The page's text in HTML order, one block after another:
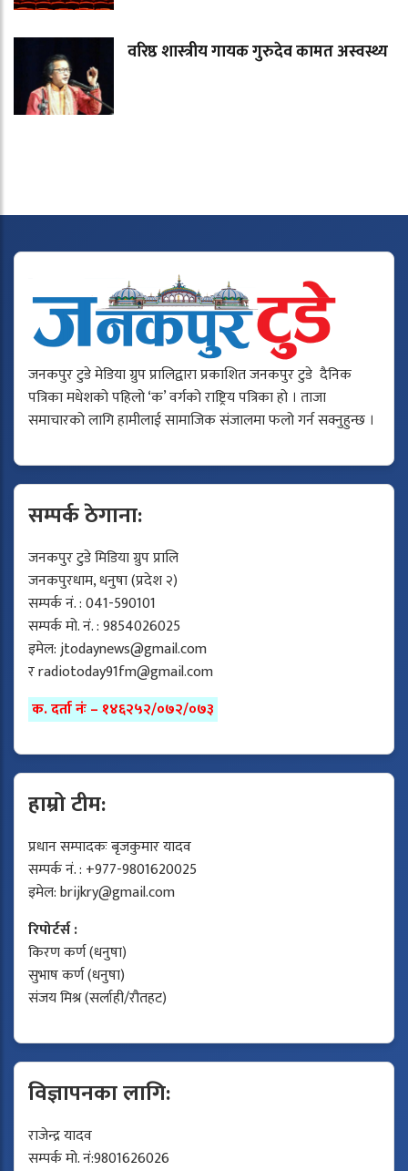
वरिष्ठ शास्त्रीय गायक गुरुदेव कामत अस्वस्थ्य
जनकपुर टुडे मेडिया ग्रुप प्रालिद्वारा प्रकाशित जनकपुर टुडे दैनिक
पत्रिका मधेशको पहिलो ‘क’ वर्गको राष्ट्रिय पत्रिका हो । ताजा
समाचारको लागि हामीलाई सामाजिक संजालमा फलो गर्न सक्नुहुन्छ ।
सम्पर्क ठेगाना:
जनकपुर टुडे मिडिया ग्रुप प्रालि
जनकपुरधाम, धनुषा (प्रदेश २)
सम्पर्क नं. : 041-590101
सम्पर्क मो. नं. : 9854026025
इमेल:jtodaynews@gmail.com
रradiotoday91fm@gmail.com
क. दर्ता नंः – १४६२५२/०७२/०७३
हाम्रो टीम:
प्रधान सम्पादकः बृजकुमार यादव
सम्पर्क नं. : +977-9801620025
इमेल:brijkry@gmail.com
रिपोर्टर्स :
किरण कर्ण (धनुषा)
सुभाष कर्ण (धनुषा)
संजय मिश्र (सर्लाही/रौतहट)
विज्ञापनका लागि:
राजेन्द्र यादव
सम्पर्क मो. नं:9801626026